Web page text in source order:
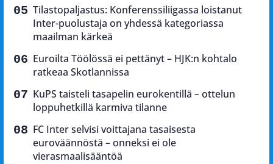
Tilastopaljastus: Konferenssiliigassa loistanut
Inter-puolustaja on yhdessä kategoriassa
maailman kärkeä
Euroilta Töölössä ei pettänyt – HJK:n kohtalo
ratkeaa Skotlannissa
KuPS taisteli tasapelin eurokentillä – ottelun
loppuhetkillä karmiva tilanne
FC Inter selvisi voittajana tasaisesta
euroväännöstä – onneksi ei ole
vierasmaalisääntöä